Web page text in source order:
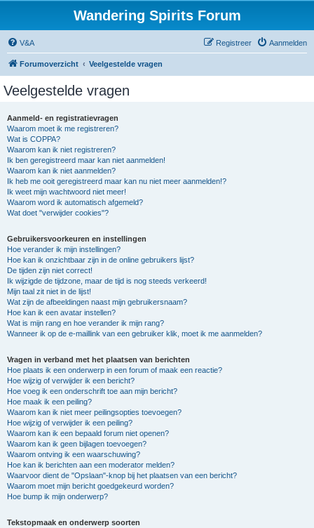
Wandering Spirits Forum
V&A Aanmelden
Registreer
Forumoverzicht Veelgestelde vragen
Veelgestelde vragen
Aanmeld- en registratievragen
Waarom moet ik me registreren?
Wat is COPPA?
Waarom kan ik niet registreren?
Ik ben geregistreerd maar kan niet aanmelden!
Waarom kan ik niet aanmelden?
Ik heb me ooit geregistreerd maar kan nu niet meer aanmelden!?
Ik weet mijn wachtwoord niet meer!
Waarom word ik automatisch afgemeld?
Wat doet "verwijder cookies"?
Gebruikersvoorkeuren en instellingen
Hoe verander ik mijn instellingen?
Hoe kan ik onzichtbaar zijn in de online gebruikers lijst?
De tijden zijn niet correct!
Ik wijzigde de tijdzone, maar de tijd is nog steeds verkeerd!
Mijn taal zit niet in de lijst!
Wat zijn de afbeeldingen naast mijn gebruikersnaam?
Hoe kan ik een avatar instellen?
Wat is mijn rang en hoe verander ik mijn rang?
Wanneer ik op de e-maillink van een gebruiker klik, moet ik me aanmelden?
Vragen in verband met het plaatsen van berichten
Hoe plaats ik een onderwerp in een forum of maak een reactie?
Hoe wijzig of verwijder ik een bericht?
Hoe voeg ik een onderschrift toe aan mijn bericht?
Hoe maak ik een peiling?
Waarom kan ik niet meer peilingsopties toevoegen?
Hoe wijzig of verwijder ik een peiling?
Waarom kan ik een bepaald forum niet openen?
Waarom kan ik geen bijlagen toevoegen?
Waarom ontving ik een waarschuwing?
Hoe kan ik berichten aan een moderator melden?
Waarvoor dient de "Opslaan"-knop bij het plaatsen van een bericht?
Waarom moet mijn bericht goedgekeurd worden?
Hoe bump ik mijn onderwerp?
Tekstopmaak en onderwerp soorten